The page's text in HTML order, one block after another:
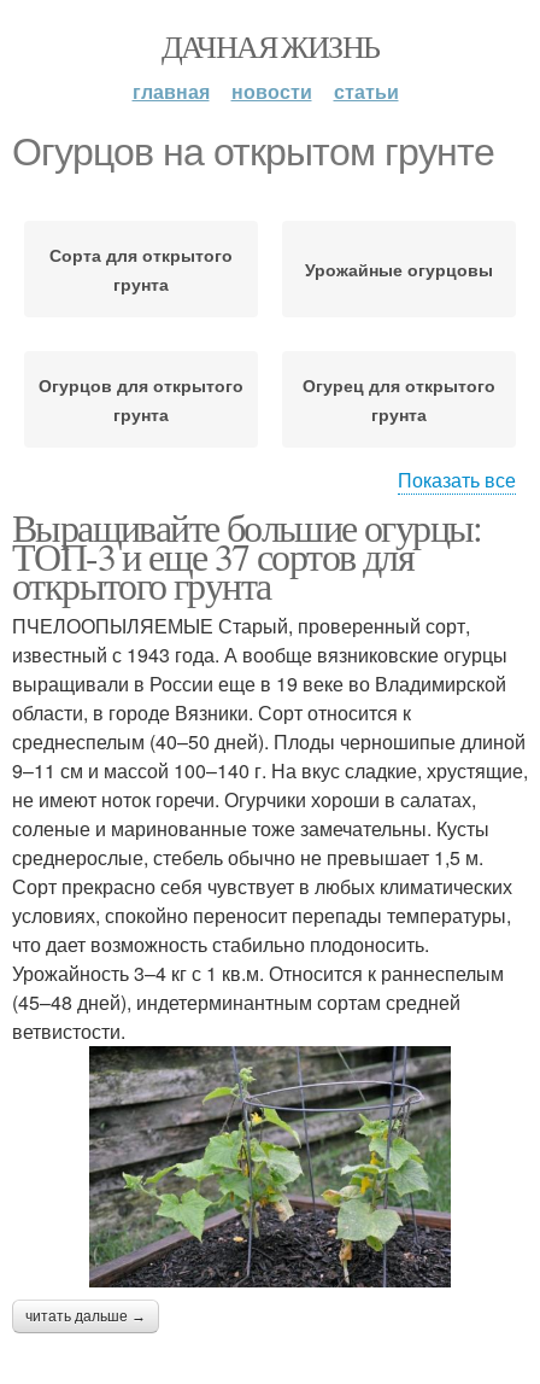
ДАЧНАЯ ЖИЗНЬ
главная новости статьи
Огурцов на открытом грунте
Сорта для открытого
грунта
Урожайные огурцовы
Огурцов для открытого
грунта
Огурец для открытого
грунта
Вредители для
открытого грунта
Открытый грунт
Огурцов от чистых
сортов
Огурцов к сбору
Роста на открытом
грунте
Урожайность на
открытом грунте
Созревания на
открытом грунте
Огурцы для открытых
грядок
Грунт для выращивания Влажность для огурцов
Сбор на открытом
грунте
Показать все
Выращивайте большие огурцы:
ТОП-3 и еще 37 сортов для
открытого грунта
ПЧЕЛООПЫЛЯЕМЫЕ Старый, проверенный сорт,
известный с 1943 года. А вообще вязниковские огурцы
выращивали в России еще в 19 веке во Владимирской
области, в городе Вязники. Сорт относится к
среднеспелым (40–50 дней). Плоды черношипые длиной
9–11 см и массой 100–140 г. На вкус сладкие, хрустящие,
не имеют ноток горечи. Огурчики хороши в салатах,
соленые и маринованные тоже замечательны. Кусты
среднерослые, стебель обычно не превышает 1,5 м.
Сорт прекрасно себя чувствует в любых климатических
условиях, спокойно переносит перепады температуры,
что дает возможность стабильно плодоносить.
Урожайность 3–4 кг с 1 кв.м. Относится к раннеспелым
(45–48 дней), индетерминантным сортам средней
ветвистости.
читать дальше →